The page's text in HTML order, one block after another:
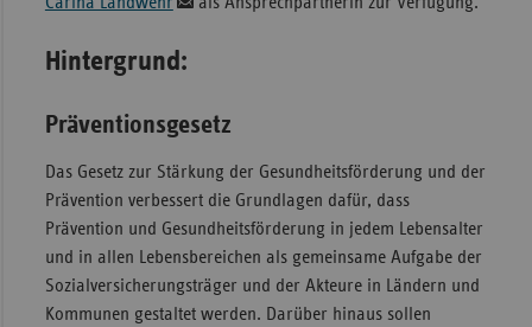
Hintergrund:
Präventionsgesetz
Das Gesetz zur Stärkung der Gesundheitsförderung und der
Prävention verbessert die Grundlagen dafür, dass
Prävention und Gesundheitsförderung in jedem Lebensalter
und in allen Lebensbereichen als gemeinsame Aufgabe der
Sozialversicherungsträger und der Akteure in Ländern und
Kommunen gestaltet werden. Darüber hinaus sollen